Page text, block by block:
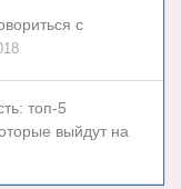
с
топ-5
выйдут на